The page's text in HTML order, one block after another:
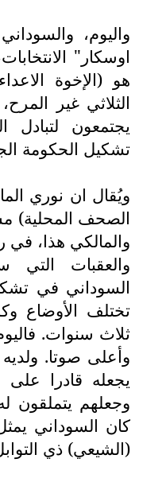
واليوم،
اوسكار"
هو (الإخوة
الثلاثي غير
يجتمعون لتبادل
تشكيل الحكومة
ويُقال ان نوري
الصحف المحلية)
والمالكي هذا، في
والعقبات
السوداني في
تختلف الأوضاع
ثلاث سنوات.
وأعلى صوتا.
يجعله قادرا
وجعلهم يتملقون
كان السوداني
(الشيعي) ذي التوابل